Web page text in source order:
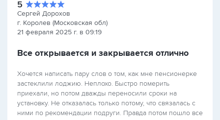
5
Сергей Дорохов
г. Королев (Московская обл)
21 февраля 2025 г. в 09:19
Все открывается и закрывается отлично
Хочется написать пару слов о том, как мне пенсионерке
застеклили лоджию. Неплохо. Быстро померить
приехали, но потом дважды переносили сроки на
установку. Не отказалась только потому, что связалась с
ними по рекомендации подруги. Правда потом пошло все